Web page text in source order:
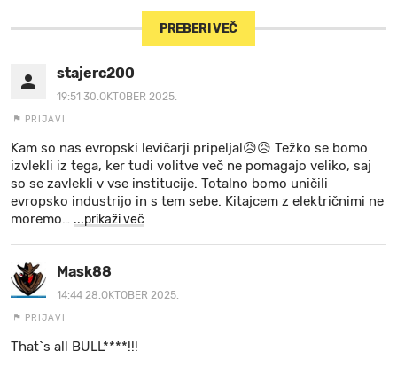
PREBERI VEČ
stajerc200
19:51 30.OKTOBER 2025.
PRIJAVI
Kam so nas evropski levičarji pripeljal😥😥 Težko se bomo
izvlekli iz tega, ker tudi volitve več ne pomagajo veliko, saj
so se zavlekli v vse institucije. Totalno bomo uničili
evropsko industrijo in s tem sebe. Kitajcem z električnimi ne
moremo… ...prikaži več
Mask88
14:44 28.OKTOBER 2025.
PRIJAVI
That`s all BULL****!!!